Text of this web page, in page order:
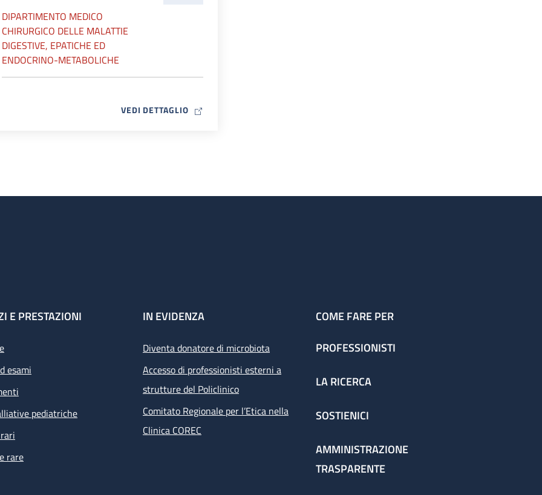
DIPARTIMENTO MEDICO
CHIRURGICO DELLE MALATTIE
DIGESTIVE, EPATICHE ED
ENDOCRINO-METABOLICHE
VEDI DETTAGLIOMAP ICON
E PRESTAZIONI
esami
pediatriche
rare
IN EVIDENZA
Diventa donatore di microbiota
Accesso di professionisti esterni a
strutture del Policlinico
Comitato Regionale per l’Etica nella
Clinica COREC
COME FARE PER
PROFESSIONISTI
LA RICERCA
SOSTIENICI
AMMINISTRAZIONE
TRASPARENTE